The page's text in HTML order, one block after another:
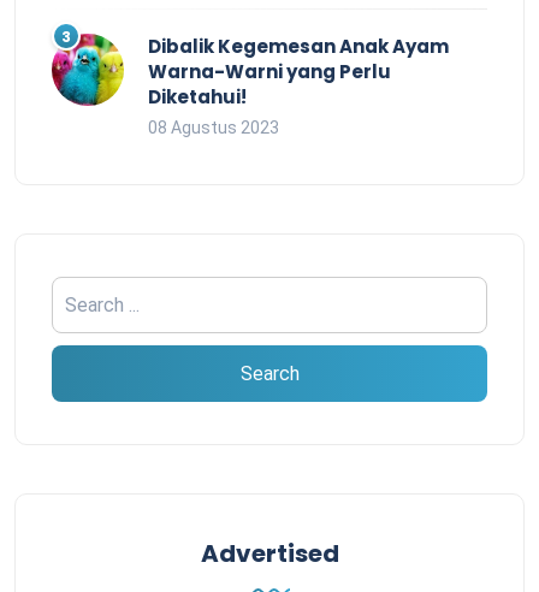
Dibalik Kegemesan Anak Ayam
Warna-Warni yang Perlu
Diketahui!
08 Agustus 2023
Advertised